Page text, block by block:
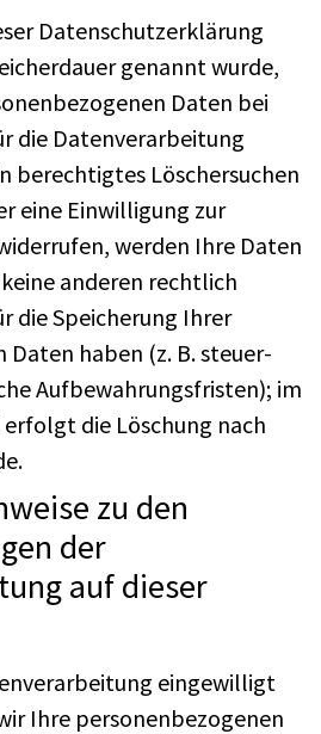
Datenschutzerklärung
genannt wurde,
Daten bei
die Datenverarbeitung
berechtigtes Löschersuchen
eine Einwilligung zur
werden Ihre Daten
anderen rechtlich
die Speicherung Ihrer
haben (z. B. steuer-
Aufbewahrungsfristen); im
die Löschung nach
zu den
der
auf dieser
eingewilligt
Ihre personenbezogenen